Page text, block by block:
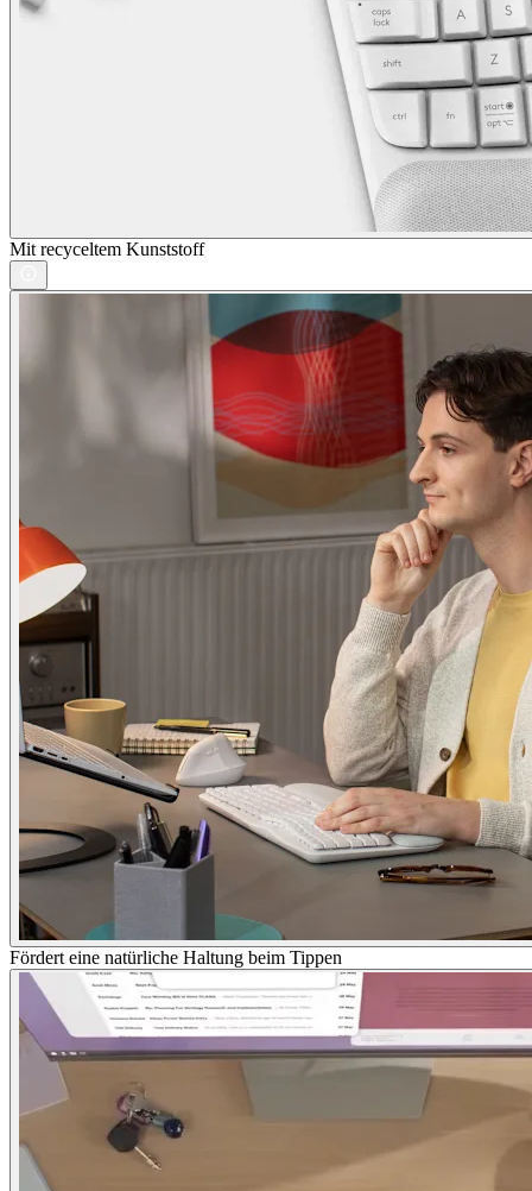
Mit recyceltem Kunststoff
Fördert eine natürliche Haltung beim Tippen